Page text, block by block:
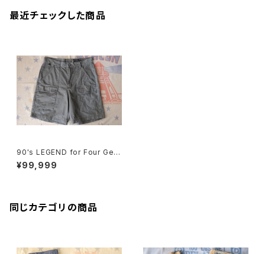
最近チェックした商品
90's LEGEND for Four Gen
erations by E.B. duck field
Shorts
¥99,999
同じカテゴリの商品